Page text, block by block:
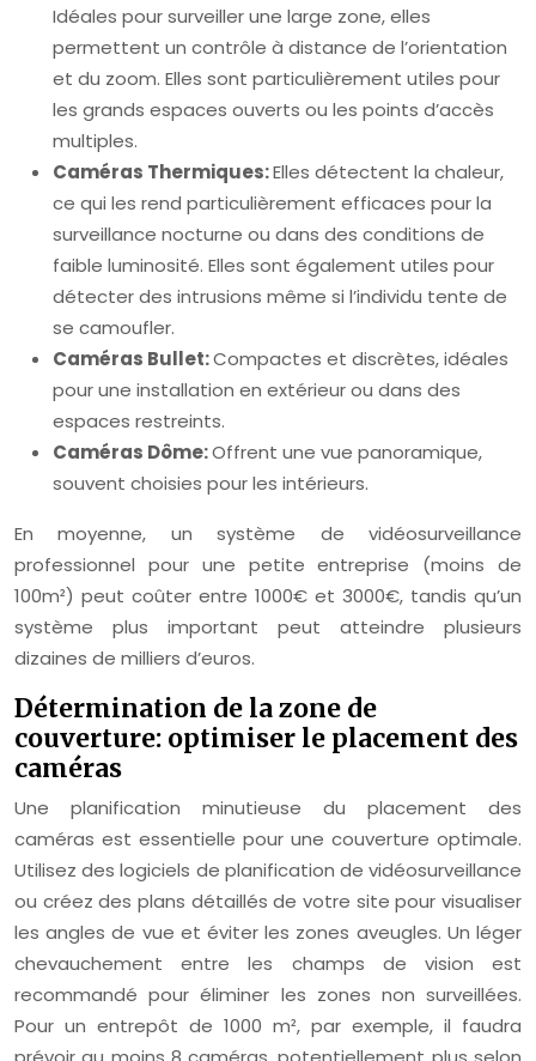
Idéales pour surveiller une large zone, elles
permettent un contrôle à distance de l’orientation
et du zoom. Elles sont particulièrement utiles pour
les grands espaces ouverts ou les points d’accès
multiples.
Caméras Thermiques:Elles détectent la chaleur,
ce qui les rend particulièrement efficaces pour la
surveillance nocturne ou dans des conditions de
faible luminosité. Elles sont également utiles pour
détecter des intrusions même si l’individu tente de
se camoufler.
Caméras Bullet:Compactes et discrètes, idéales
pour une installation en extérieur ou dans des
espaces restreints.
Caméras Dôme:Offrent une vue panoramique,
souvent choisies pour les intérieurs.
En moyenne, un système de vidéosurveillance
professionnel pour une petite entreprise (moins de
100m²) peut coûter entre 1000€ et 3000€, tandis qu’un
système plus important peut atteindre plusieurs
dizaines de milliers d’euros.
Détermination de la zone de
couverture: optimiser le placement des
caméras
Une planification minutieuse du placement des
caméras est essentielle pour une couverture optimale.
Utilisez des logiciels de planification de vidéosurveillance
ou créez des plans détaillés de votre site pour visualiser
les angles de vue et éviter les zones aveugles. Un léger
chevauchement entre les champs de vision est
recommandé pour éliminer les zones non surveillées.
Pour un entrepôt de 1000 m², par exemple, il faudra